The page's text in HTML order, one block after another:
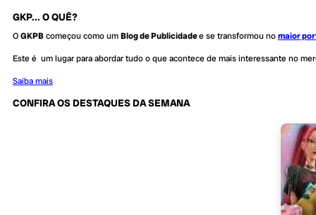
GKP... O QUÊ?
OGKPBcomeçou como umBlog de Publicidadee se transformou nomaior
Este é um lugar para abordar tudo o que acontece de mais interessante no
Saiba mais
CONFIRA OS DESTAQUES DA SEMANA